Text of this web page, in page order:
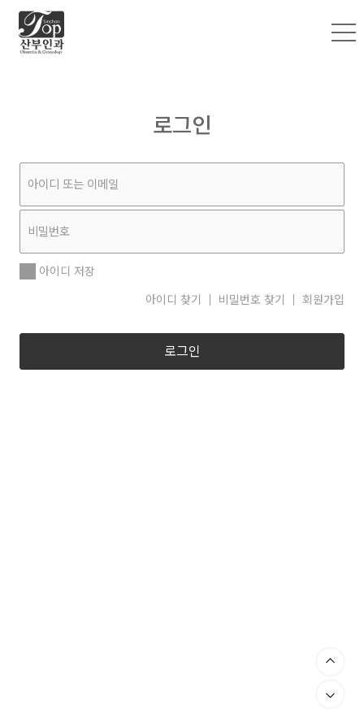
로그인
아이디 저장
아이디 찾기
비밀번호 찾기 회원가입
로그인